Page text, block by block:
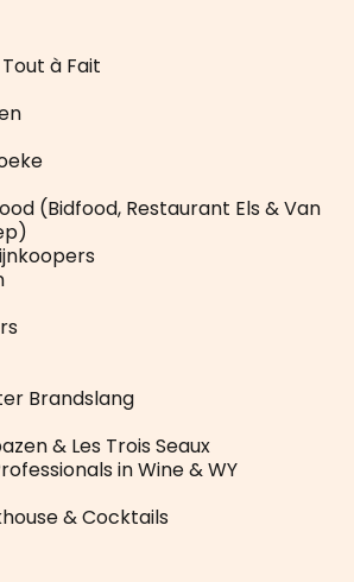
à Fait
(Bidfood, Restaurant Els & Van
Brandslang
& Les Trois Seaux
in Wine & WY
& Cocktails